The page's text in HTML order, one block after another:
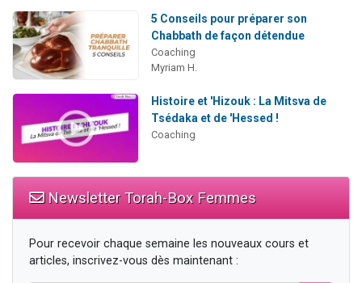
5 Conseils pour préparer son
Chabbath de façon détendue
Coaching
Myriam H.
Histoire et 'Hizouk : La Mitsva de
Tsédaka et de 'Hessed !
Coaching
Newsletter Torah-Box Femmes
Pour recevoir chaque semaine les nouveaux cours et
articles, inscrivez-vous dès maintenant :